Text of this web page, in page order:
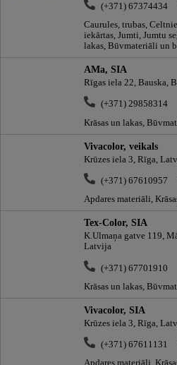
(+371) 67374434
Caurules, trubas,
iekārtas, Jumti, Jumtu
lakas, Būvmateriāli un
AMa, SIA
Rīgas iela 22, Bauska,
(+371) 29858314
Krāsas un lakas,
Vivacolor, veikals
Krūzes iela 3, Rīga,
(+371) 67610957
Apdares materiāli,
Tex-Color, SIA
K.Ulmaņa gatve 119,
Latvija
(+371) 67701910
Krāsas un lakas,
Vivacolor, SIA
Krūzes iela 3, Rīga,
(+371) 67611131